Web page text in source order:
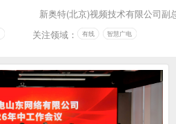
新奥特(北京)视频技术有限公司副
关注领域：
有线 智慧广电